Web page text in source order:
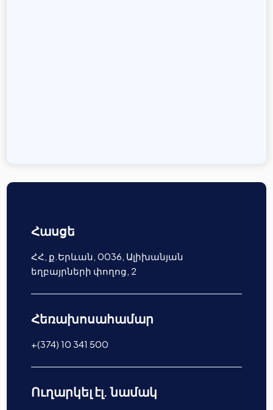
Հասցե
ՀՀ, ք.Երևան, 0036, Ալիխանյան
եղբայրների փողոց, 2
Հեռախոսահամար
+(374) 10 341 500
Ուղարկել էլ. նամակ